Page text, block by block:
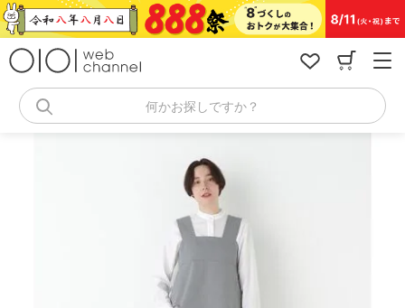
コ
ン
何かお探しですか？